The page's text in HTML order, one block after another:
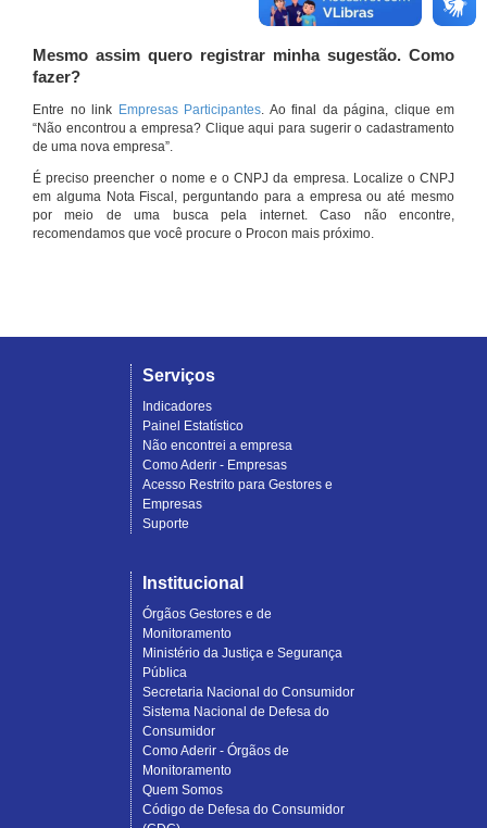
Mesmo assim quero registrar minha sugestão. Como
fazer?
Entre no link Empresas Participantes. Ao final da página, clique em
“Não encontrou a empresa? Clique aqui para sugerir o cadastramento
de uma nova empresa”.
É preciso preencher o nome e o CNPJ da empresa. Localize o CNPJ
em alguma Nota Fiscal, perguntando para a empresa ou até mesmo
por meio de uma busca pela internet. Caso não encontre,
recomendamos que você procure o Procon mais próximo.
Serviços
Indicadores
Painel Estatístico
Não encontrei a empresa
Como Aderir - Empresas
Acesso Restrito para Gestores e
Empresas
Suporte
Institucional
Órgãos Gestores e de
Monitoramento
Ministério da Justiça e Segurança
Pública
Secretaria Nacional do Consumidor
Sistema Nacional de Defesa do
Consumidor
Como Aderir - Órgãos de
Monitoramento
Quem Somos
Código de Defesa do Consumidor